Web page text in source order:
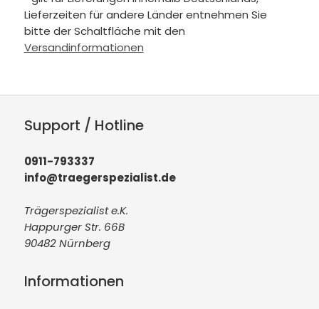
Lieferzeiten für andere Länder entnehmen Sie
bitte der Schaltfläche mit den
Versandinformationen
Support / Hotline
0911-793337
info@traegerspezialist.de
Trägerspezialist e.K.
Happurger Str. 66B
90482 Nürnberg
Informationen